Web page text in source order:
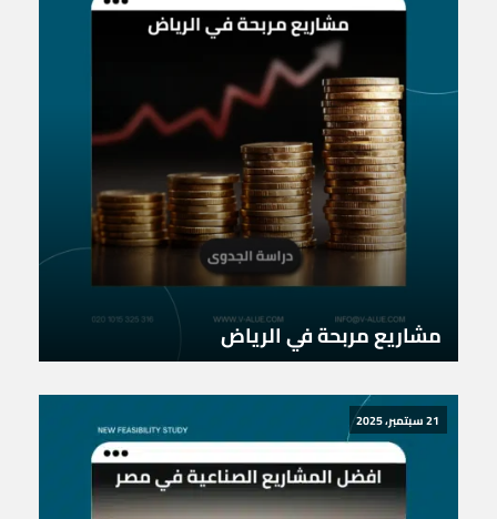
مشاريع مربحة في الرياض
21 سبتمبر، 2025